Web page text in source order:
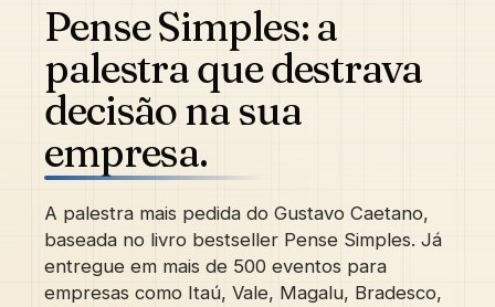
Pense Simples: a
palestra que destrava
decisão na sua
empresa.
A palestra mais pedida do Gustavo Caetano,
baseada no livro bestseller Pense Simples. Já
entregue em mais de 500 eventos para
empresas como Itaú, Vale, Magalu, Bradesco,